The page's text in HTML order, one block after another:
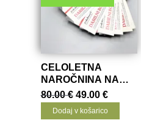
CELOLETNA
NAROČNINA NA
REVIJO
SODOBNOST |
DARILNI BON
80.00€ Izvirna
cena
je
49.00€Trenutna
cena
je:
Dodaj v košarico